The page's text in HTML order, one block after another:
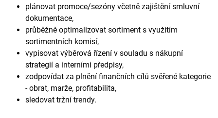
plánovat promoce/sezóny včetně zajištění smluvní
dokumentace,
průběžně optimalizovat sortiment s využitím
sortimentních komisí,
vypisovat výběrová řízení v souladu s nákupní
strategií a interními předpisy,
zodpovídat za plnění finančních cílů svěřené kategorie
- obrat, marže, profitabilita,
sledovat tržní trendy.